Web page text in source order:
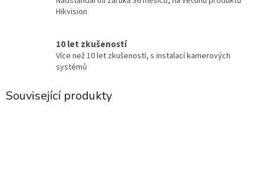
Hikvision
10 let zkušeností
Více než 10 let zkušeností, s instalací kamerových
systémů
Související produkty